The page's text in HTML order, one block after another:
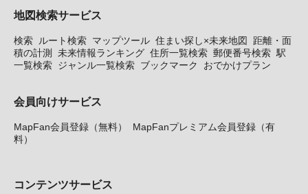
地図検索サービス
検索 ルート検索 マップツール 住まい探し×未来地図
距離・面
積の計測
未来情報ランキング 住所一覧検索 郵便番号検索 駅
一覧検索 ジャンル一覧検索 ブックマーク おでかけプラン
会員向けサービス
MapFan会員登録（無料）
MapFanプレミアム会員登録（有
料）
コンテンツサービス